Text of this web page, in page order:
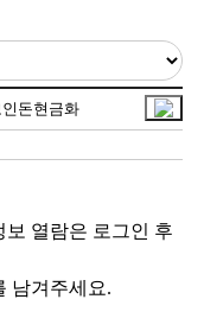
열람은 로그인 후
남겨주세요.